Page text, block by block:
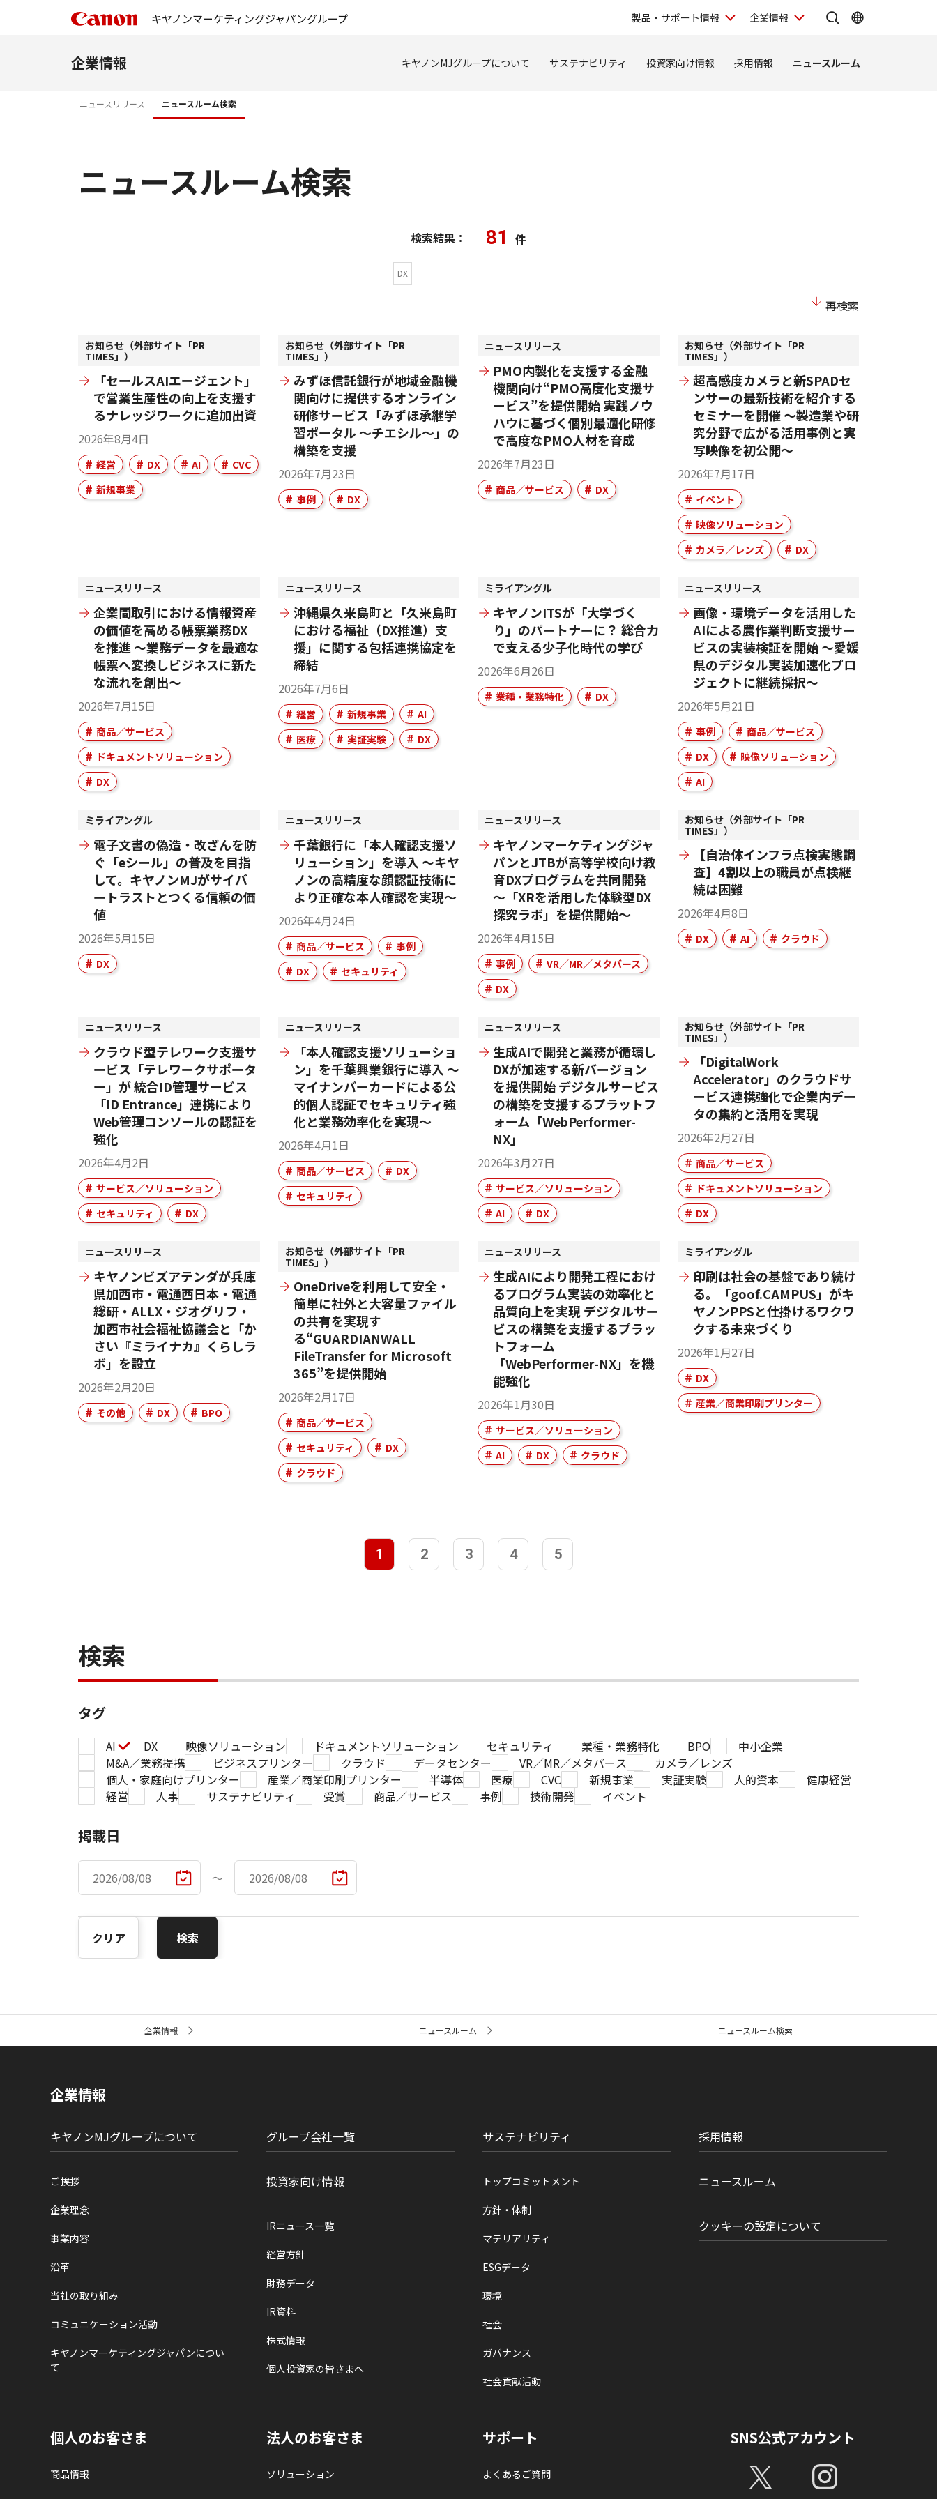
キヤノンマーケティングジャパングループ 製品・サポート情報 企業情報
企業情報 キヤノンMJグループについて サステナビリティ 投資家向け情報 採用情報 ニュースルーム
ニュースリリース ニュースルーム検索
ニュースルーム検索
検索結果： 81 件
DX
再検索
お知らせ（外部サイト「PR
TIMES」）
「セールスAIエージェント」
で営業生産性の向上を支援す
るナレッジワークに追加出資
2026年8月4日
経営 DX AI
CVC
新規事業
お知らせ（外部サイト「PR
TIMES」）
みずほ信託銀行が地域金融機
関向けに提供するオンライン
研修サービス「みずほ承継学
習ポータル ～チエシル～」の
構築を支援
2026年7月23日
事例 DX
ニュースリリース
PMO内製化を支援する金融
機関向け“PMO高度化支援サ
ービス”を提供開始 実践ノウ
ハウに基づく個別最適化研修
で高度なPMO人材を育成
2026年7月23日
商品／サービス DX
お知らせ（外部サイト「PR
TIMES」）
超高感度カメラと新SPADセ
ンサーの最新技術を紹介する
セミナーを開催 ～製造業や研
究分野で広がる活用事例と実
写映像を初公開～
2026年7月17日
イベント
映像ソリューション
カメラ／レンズ
DX
ニュースリリース
企業間取引における情報資産
の価値を高める帳票業務DX
を推進 ～業務データを最適な
帳票へ変換しビジネスに新た
な流れを創出～
2026年7月15日
商品／サービス
ドキュメントソリューション
DX
ニュースリリース
沖縄県久米島町と「久米島町
における福祉（DX推進）支
援」に関する包括連携協定を
締結
2026年7月6日
経営 新規事業
AI
医療
実証実験 DX
ミライアングル
キヤノンITSが「大学づく
り」のパートナーに？ 総合力
で支える少子化時代の学び
2026年6月26日
業種・業務特化 DX
ニュースリリース
画像・環境データを活用した
AIによる農作業判断支援サー
ビスの実装検証を開始 ～愛媛
県のデジタル実装加速化プロ
ジェクトに継続採択～
2026年5月21日
事例
商品／サービス
DX
映像ソリューション
AI
ミライアングル
電子文書の偽造・改ざんを防
ぐ「eシール」の普及を目指
して。キヤノンMJがサイバ
ートラストとつくる信頼の価
値
2026年5月15日
DX
ニュースリリース
千葉銀行に「本人確認支援ソ
リューション」を導入 ～キヤ
ノンの高精度な顔認証技術に
より正確な本人確認を実現～
2026年4月24日
商品／サービス
事例
DX
セキュリティ
ニュースリリース
キヤノンマーケティングジャ
パンとJTBが高等学校向け教
育DXプログラムを共同開発
～「XRを活用した体験型DX
探究ラボ」を提供開始～
2026年4月15日
事例
VR／MR／メタバース
DX
お知らせ（外部サイト「PR
TIMES」）
【自治体インフラ点検実態調
査】4割以上の職員が点検継
続は困難
2026年4月8日
DX AI クラウド
ニュースリリース
クラウド型テレワーク支援サ
ービス「テレワークサポータ
ー」が 統合ID管理サービス
「ID Entrance」連携により
Web管理コンソールの認証を
強化
2026年4月2日
サービス／ソリューション
セキュリティ
DX
ニュースリリース
「本人確認支援ソリューショ
ン」を千葉興業銀行に導入 ～
マイナンバーカードによる公
的個人認証でセキュリティ強
化と業務効率化を実現～
2026年4月1日
商品／サービス
DX
セキュリティ
ニュースリリース
生成AIで開発と業務が循環し
DXが加速する新バージョン
を提供開始 デジタルサービス
の構築を支援するプラットフ
ォーム「WebPerformer-
NX」
2026年3月27日
サービス／ソリューション
AI
DX
お知らせ（外部サイト「PR
TIMES」）
「DigitalWork
Accelerator」のクラウドサ
ービス連携強化で企業内デー
タの集約と活用を実現
2026年2月27日
商品／サービス
ドキュメントソリューション
DX
ニュースリリース
キヤノンビズアテンダが兵庫
県加西市・電通西日本・電通
総研・ALLX・ジオグリフ・
加西市社会福祉協議会と「か
さい『ミライナカ』くらしラ
ボ」を設立
2026年2月20日
その他 DX BPO
お知らせ（外部サイト「PR
TIMES」）
OneDriveを利用して安全・
簡単に社外と大容量ファイル
の共有を実現す
る“GUARDIANWALL
FileTransfer for Microsoft
365”を提供開始
2026年2月17日
商品／サービス
セキュリティ
DX
クラウド
ニュースリリース
生成AIにより開発工程におけ
るプログラム実装の効率化と
品質向上を実現 デジタルサー
ビスの構築を支援するプラッ
トフォーム
「WebPerformer-NX」を機
能強化
2026年1月30日
サービス／ソリューション
AI
DX クラウド
ミライアングル
印刷は社会の基盤であり続け
る。「goof.CAMPUS」がキ
ヤノンPPSと仕掛けるワクワ
クする未来づくり
2026年1月27日
DX
産業／商業印刷プリンター
1 2 3 4 5
検索
タグ
AI DX 映像ソリューション ドキュメントソリューション セキュリティ 業種・業務特化 BPO
中小企業
M&A／業務提携
ビジネスプリンター クラウド データセンター VR／MR／メタバース
カメラ／レンズ
個人・家庭向けプリンター
産業／商業印刷プリンター 半導体 医療 CVC 新規事業 実証実験 人的資本
健康経営
経営
人事 サステナビリティ 受賞 商品／サービス 事例 技術開発 イベント
掲載日
〜
クリア 検索
ト
企業情報 ニュースルーム ニュースルーム検索
企業情報
キヤノンMJグループについて
ご挨拶
企業理念
事業内容
沿革
当社の取り組み
コミュニケーション活動
キヤノンマーケティングジャパンについ
て
グループ会社一覧
投資家向け情報
IRニュース一覧
経営方針
財務データ
IR資料
株式情報
個人投資家の皆さまへ
サステナビリティ
トップコミットメント
方針・体制
マテリアリティ
ESGデータ
環境
社会
ガバナンス
社会貢献活動
採用情報
ニュースルーム
クッキーの設定について
個人のお客さま
商品情報
法人のお客さま
ソリューション
サポート
よくあるご質問
SNS公式アカウント